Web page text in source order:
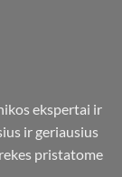
ekspertai ir
ir geriausius
pristatome